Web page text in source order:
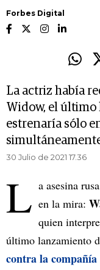
Forbes Digital
La actriz había
Widow, el último
estrenaría sólo
30 Julio de 2021 17.36
L a asesina
en la mira:
quien
último lanzamiento
contra la compañía